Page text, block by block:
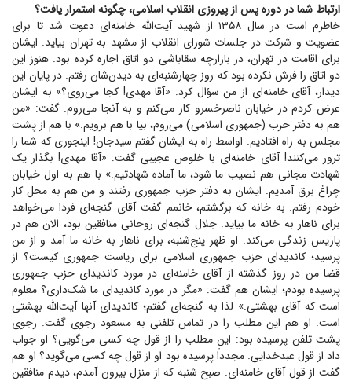
ارتباط شما در دوره پس از پیروزی انقلاب اسلامی، چگونه استمرار یافت؟
خاطرم است در سال ۱۳۵۸ از شهید آیت‌الله خامنه‌ای دعوت شد تا برای
عضویت و شرکت در جلسات شورای انقلاب از مشهد به تهران بیاید. ایشان
برای اقامت در تهران، در بازارچه سقاباشی دو اتاق اجاره کرده بود. هنوز این
دو اتاق را فرش نکرده بود که روز چهارشنبه‌ای به دیدن‌شان رفتم. در پایان این
دیدار، آقای خامنه‌ای از من سؤال کرد: «آقا مهدی! کجا می‌روی؟» به ایشان
عرض کردم در خیابان ناصرخسرو کار می‌کنم و به آنجا می‌روم. گفت: «من
هم به دفتر حزب (جمهوری اسلامی) می‌روم، بیا با هم برویم.» با هم از پشت
مجلس به راه افتادیم. اواسط راه به ایشان گفتم سیدجان! اینجوری که شما را
ترور می‌کنند! آقای خامنه‌ای با خلوص عجیبی گفت: «آقا مهدی! بگذار یک
شهادت مجانی هم نصیب ما شود، ما آماده شهادتیم.» با هم به اول خیابان
چراغ برق آمدیم. ایشان به دفتر حزب جمهوری رفتند و من هم به محل کار
خودم رفتم. به خانه که برگشتم، خانمم گفت آقای گنجه‌ای فردا می‌خواهد
برای ناهار به خانه ما بیاید. جلال گنجه‌ای روحانی منافقین بود، الان هم در
پاریس زندگی می‌کند. او ظهر پنج‌شنبه، برای ناهار به خانه ما آمد و از من
پرسید؛ کاندیدای حزب جمهوری اسلامی برای ریاست جمهوری کیست؟ از
قضا من در روز گذشته از آقای خامنه‌ای در مورد کاندیدای حزب جمهوری
پرسیده بودم؛ ایشان هم گفت: «مگر در مورد کاندیدای ما شک‌داری؟ معلوم
است که آقای بهشتی.» لذا به گنجه‌ای گفتم؛ کاندیدای آنها آیت‌الله بهشتی
است. او هم این مطلب را در تماس تلفنی به مسعود رجوی گفت. رجوی
پشت تلفن پرسیده بود: این مطلب را از قول چه کسی می‌گویی؟ او جواب
داد از قول عبدخدایی. مجدداً پرسیده بود او از قول چه کسی می‌گوید؟ او هم
گفت از قول آقای خامنه‌ای. صبح شنبه که از منزل بیرون آمدم، دیدم منافقین